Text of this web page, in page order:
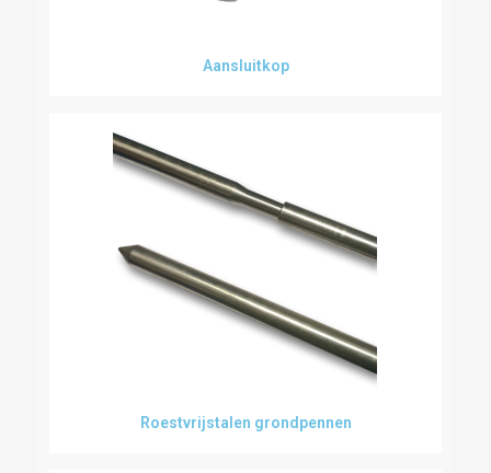
Aansluitkop
Roestvrijstalen grondpennen